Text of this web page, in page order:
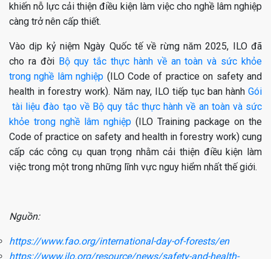
khiến nỗ lực cải thiện điều kiện làm việc cho nghề lâm nghiệp
càng trở nên cấp thiết.
Vào dịp kỷ niệm Ngày Quốc tế về rừng năm 2025, ILO đã
cho ra đời Bộ quy tắc thực hành về an toàn và sức khỏe
trong nghề lâm nghiệp (ILO Code of practice on safety and
health in forestry work). Năm nay, ILO tiếp tục ban hành Gói
tài liệu đào tạo về Bộ quy tắc thực hành về an toàn và sức
khỏe trong nghề lâm nghiệp (ILO Training package on the
Code of practice on safety and health in forestry work) cung
cấp các công cụ quan trọng nhằm cải thiện điều kiện làm
việc trong một trong những lĩnh vực nguy hiểm nhất thế giới.
Nguồn:
https://www.fao.org/international-day-of-forests/en
https://www.ilo.org/resource/news/safety-and-health-